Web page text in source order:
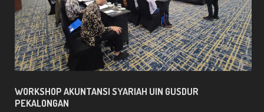
WORKSHOP AKUNTANSI SYARIAH UIN GUSDUR
PEKALONGAN